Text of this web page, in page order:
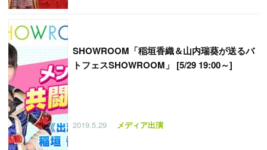
SHOWROOM「稲垣香織＆山内瑞葵が送るバ
トフェスSHOWROOM」 [5/29 19:00～]
2019.5.29 メディア出演